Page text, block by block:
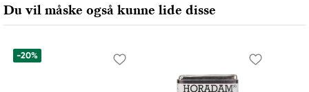
Du vil måske også kunne lide disse
-20%